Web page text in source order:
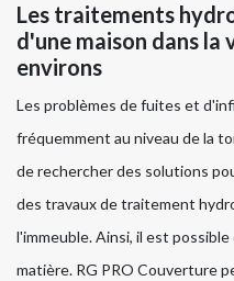
Les traitements
d'une maison dans la
environs
Les problèmes de fuites et
fréquemment au niveau de la
de rechercher des solutions
des travaux de traitement
l'immeuble. Ainsi, il est
matière. RG PRO Couverture